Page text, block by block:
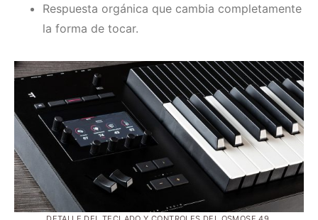
Respuesta orgánica que cambia completamente
la forma de tocar.